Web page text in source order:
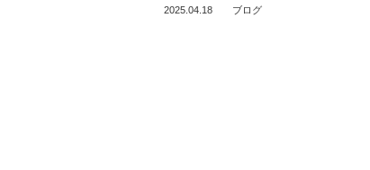
2025.04.18 ブログ